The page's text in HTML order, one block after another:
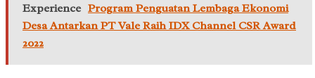
Experience Program Penguatan Lembaga Ekonomi
Desa Antarkan PT Vale Raih IDX Channel CSR Award
2022